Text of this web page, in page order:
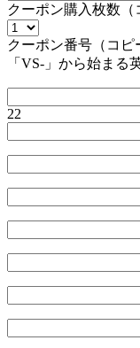
クーポン購入枚数（
クーポン番号（コピ
「VS-」から始まる
22